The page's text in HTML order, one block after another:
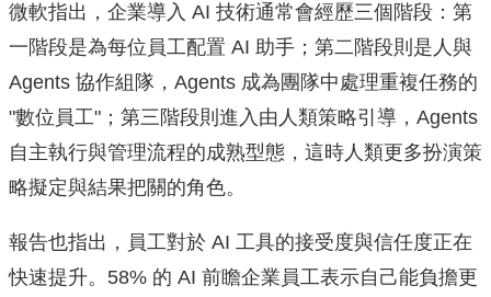
微軟指出，企業導入 AI 技術通常會經歷三個階段：第
一階段是為每位員工配置 AI 助手；第二階段則是人與
Agents 協作組隊，Agents 成為團隊中處理重複任務的
"數位員工"；第三階段則進入由人類策略引導，Agents
自主執行與管理流程的成熟型態，這時人類更多扮演策
略擬定與結果把關的角色。
報告也指出，員工對於 AI 工具的接受度與信任度正在
快速提升。58% 的 AI 前瞻企業員工表示自己能負擔更